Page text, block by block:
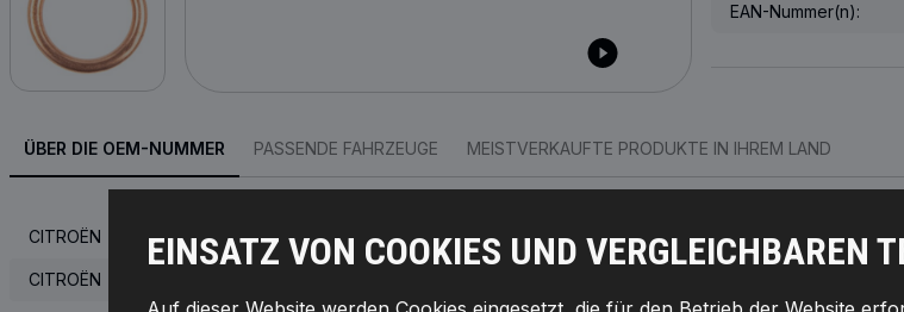
EINSATZ VON COOKIES UND VERGLEICHBAREN
EAN-Nummer(n):
ÜBER DIE OEM-NUMMER PASSENDE FAHRZEUGE MEISTVERKAUFTE PRODUKTE IN IHREM LAND
CITROËN 016430
CITROËN
NISSAN